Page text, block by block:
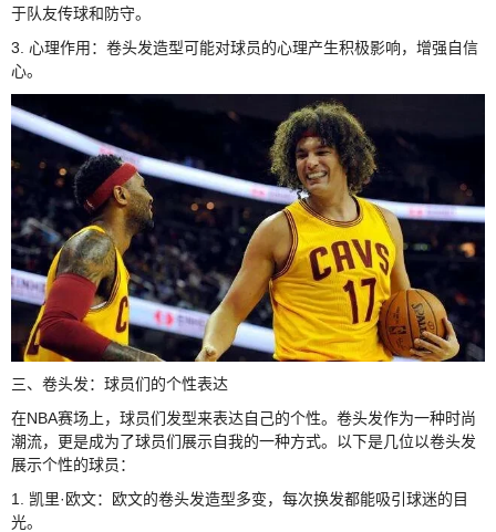
于队友传球和防守。
3. 心理作用：卷头发造型可能对球员的心理产生积极影响，增强自信
心。
三、卷头发：球员们的个性表达
在NBA赛场上，球员们发型来表达自己的个性。卷头发作为一种时尚
潮流，更是成为了球员们展示自我的一种方式。以下是几位以卷头发
展示个性的球员：
1. 凯里·欧文：欧文的卷头发造型多变，每次换发都能吸引球迷的目
光。